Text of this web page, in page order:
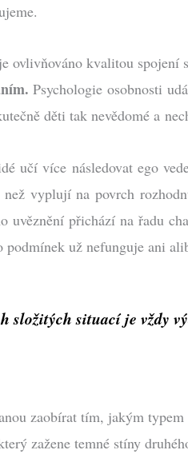
ovlivňováno kvalitou
Psychologie osobnosti
děti tak nevědomé a
učí více následovat ego
vyplují na povrch
uvěznění přichází na řadu
už nefunguje ani
složitých situací je vždy
zaobírat tím, jakým
zažene temné stíny